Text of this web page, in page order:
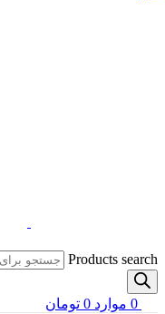
Products search
0 موارد 0 تومان